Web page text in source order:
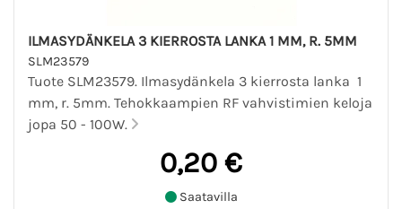
ILMASYDÄNKELA 3 KIERROSTA LANKA 1 MM, R. 5MM
SLM23579
Tuote SLM23579. Ilmasydänkela 3 kierrosta lanka 1
mm, r. 5mm. Tehokkaampien RF vahvistimien keloja
jopa 50 - 100W.
0,20 €
Saatavilla